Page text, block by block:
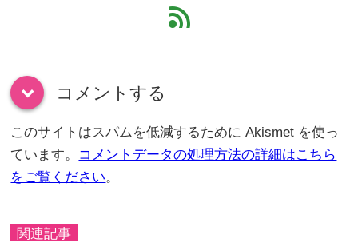
feed
down コメントする
このサイトはスパムを低減するために Akismet を使っ
ています。 コメントデータの処理方法の詳細はこちら
をご覧ください。
関連記事